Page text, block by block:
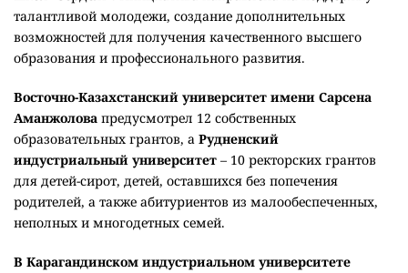
талантливой молодежи, создание дополнительных
возможностей для получения качественного высшего
образования и профессионального развития.
Восточно-Казахстанский университет имени Сарсена
Аманжолова предусмотрел 12 собственных
образовательных грантов, а Рудненский
индустриальный университет – 10 ректорских грантов
для детей-сирот, детей, оставшихся без попечения
родителей, а также абитуриентов из малообеспеченных,
неполных и многодетных семей.
В Карагандинском индустриальном университете